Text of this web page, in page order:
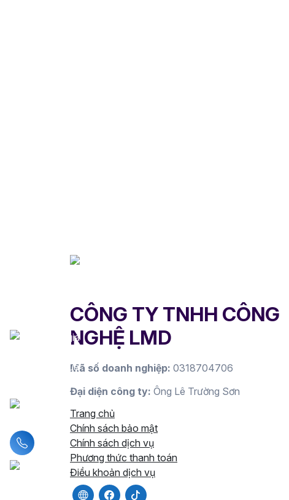
CÔNG TY TNHH CÔNG
NGHỆ LMD
Mã số doanh nghiệp: 0318704706
Đại diện công ty: Ông Lê Trường Sơn
Trang chủ
Chính sách bảo mật
Chính sách dịch vụ
Phương thức thanh toán
Điều khoản dịch vụ
Liên hệ hotline